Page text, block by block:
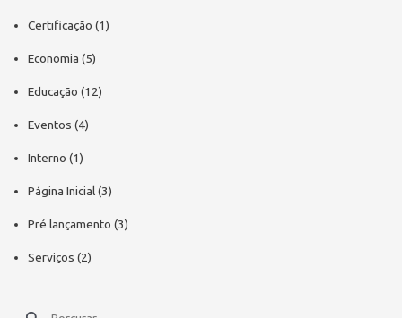
Certificação (1)
Economia (5)
Educação (12)
Eventos (4)
Interno (1)
Página Inicial(3)
Pré lançamento (3)
Serviços (2)